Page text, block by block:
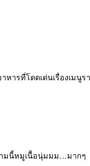
รที่โดดเด่นเรื่องเมนูร
ามนี้หมูเนื้อนุ่มมม…มากๆ